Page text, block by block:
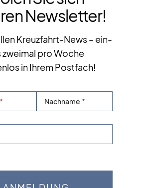
Newsletter!
Kreuzfahrt-News – ein-
zweimal pro Woche
in Ihrem Postfach!
Nachname